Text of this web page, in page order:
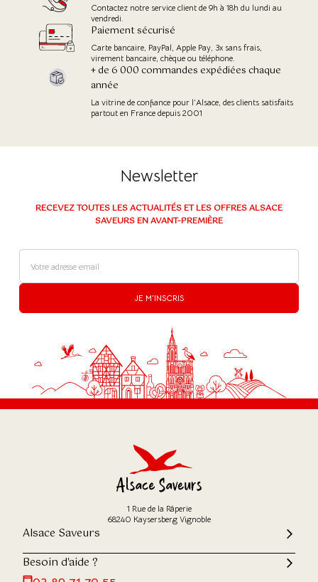
Contactez notre service client de 9h à 18h du lundi au
vendredi.
Paiement sécurisé
Carte bancaire, PayPal, Apple Pay, 3x sans frais,
virement bancaire, chèque ou téléphone.
+ de 6 000 commandes expédiées chaque
année
La vitrine de confiance pour l’Alsace, des clients satisfaits
partout en France depuis 2001
Newsletter
RECEVEZ TOUTES LES ACTUALITÉS ET LES OFFRES ALSACE
SAVEURS EN AVANT-PREMIÈRE
JE M'INSCRIS
1 Rue de la Râperie
68240 Kaysersberg Vignoble
Alsace Saveurs
Besoin d'aide ?